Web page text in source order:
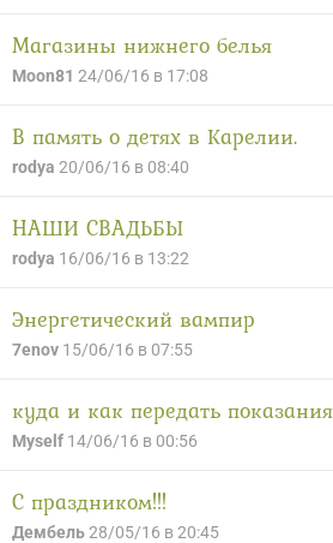
Магазины нижнего белья
Moon81 24/06/16 в 17:08
В память о детях в Карелии.
rodya 20/06/16 в 08:40
НАШИ СВАДЬБЫ
rodya 16/06/16 в 13:22
Энергетический вампир
7enov 15/06/16 в 07:55
куда и как передать
Myself 14/06/16 в 00:56
С праздником!!!
Дембель28/05/16 в 20:45